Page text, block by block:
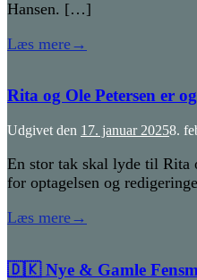
Hansen. […]
Læs mere→
Rita og Ole Petersen er
Udgivet den 17. januar 20258.
En stor tak skal lyde til Rita
for optagelsen og
Læs mere→
🇩🇰 Nye & Gamle